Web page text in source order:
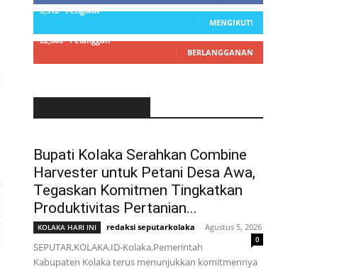
3,912 Pengikut
MENGIKUTI
22,800 Pelanggan
BERLANGGANAN
Bupati Kolaka Serahkan Combine
Harvester untuk Petani Desa Awa,
Tegaskan Komitmen Tingkatkan
Produktivitas Pertanian...
KOLAKA HARI INI redaksi seputarkolaka - Agustus 5, 2026
0
SEPUTAR,KOLAKA.ID-Kolaka,Pemerintah
Kabupaten Kolaka terus menunjukkan komitmennya